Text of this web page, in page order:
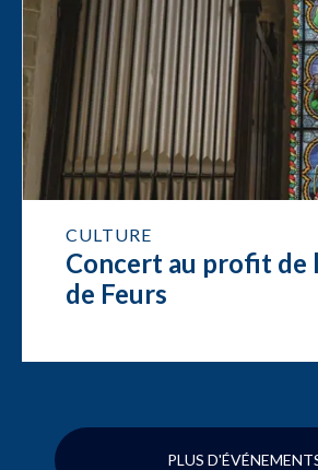
CULTURE
Concert au profit de
de Feurs
PLUS